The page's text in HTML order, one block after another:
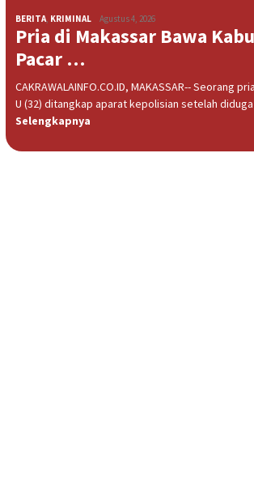
BERITA KRIMINAL Agustus 4, 2026
Pria di Makassar Bawa
Pacar …
CAKRAWALAINFO.CO.ID, MAKASSAR-- Seorang
U (32) ditangkap aparat kepolisian setelah diduga
Selengkapnya